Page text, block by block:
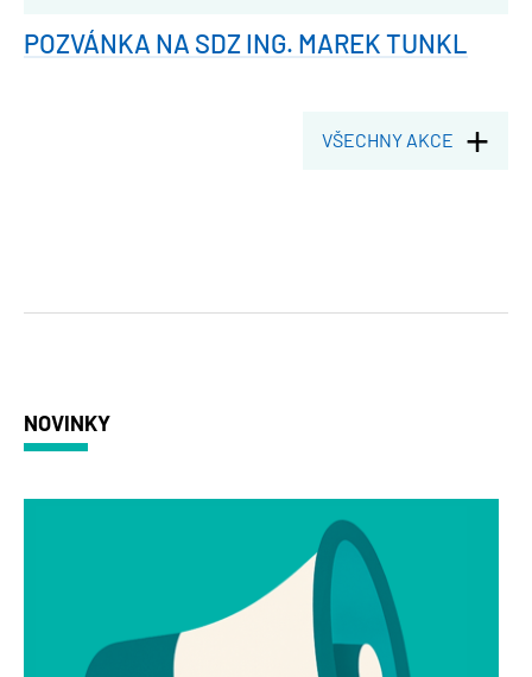
POZVÁNKA NA SDZ ING. MAREK TUNKL
VŠECHNY AKCE
NOVINKY